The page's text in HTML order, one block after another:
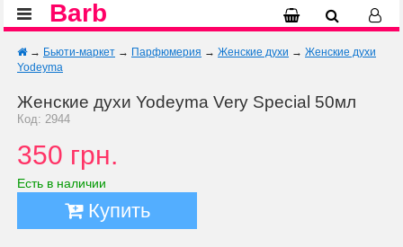
Barb
→ Бьюти-маркет → Парфюмерия → Женские духи → Женские духи
Yodeyma
Женские духи Yodeyma Very Special 50мл
Код: 2944
350 грн.
Есть в наличии
Купить